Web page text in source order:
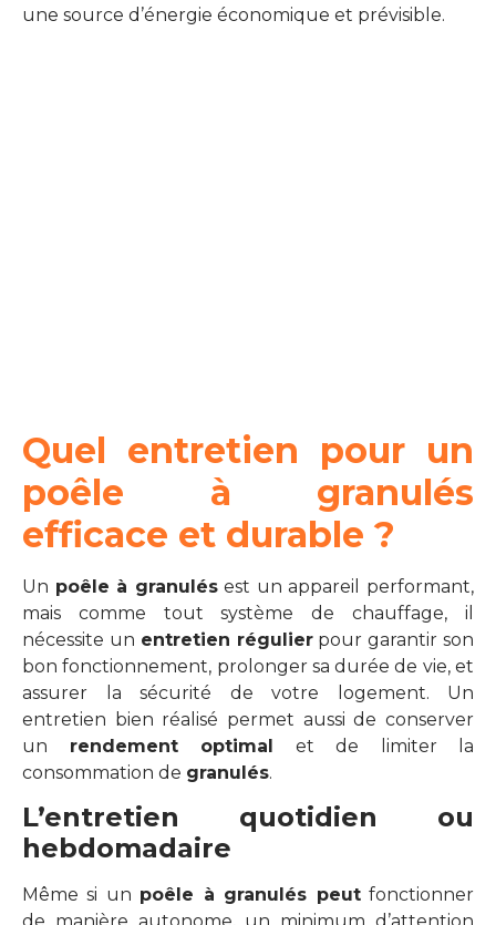
une source d’énergie économique et prévisible.
Quel entretien pour un
poêle à granulés
efficace et durable ?
Un poêle à granulésest un appareil performant,
mais comme tout système de chauffage, il
nécessite un entretien régulierpour garantir son
bon fonctionnement, prolonger sa durée de vie, et
assurer la sécurité de votre logement. Un
entretien bien réalisé permet aussi de conserver
un rendement optimal et de limiter la
consommation de granulés.
L’entretien quotidien ou
hebdomadaire
Même si un poêle à granulés peutfonctionner